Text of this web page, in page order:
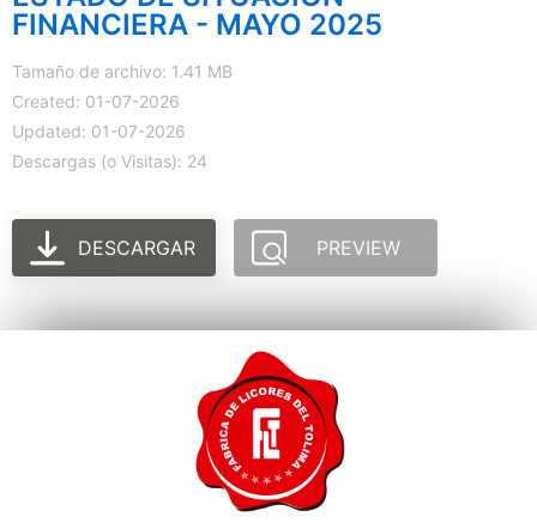
FINANCIERA - MAYO 2025
Tamaño de archivo: 1.41 MB
Created: 01-07-2026
Updated: 01-07-2026
Descargas (o Visitas): 24
DESCARGAR PREVIEW